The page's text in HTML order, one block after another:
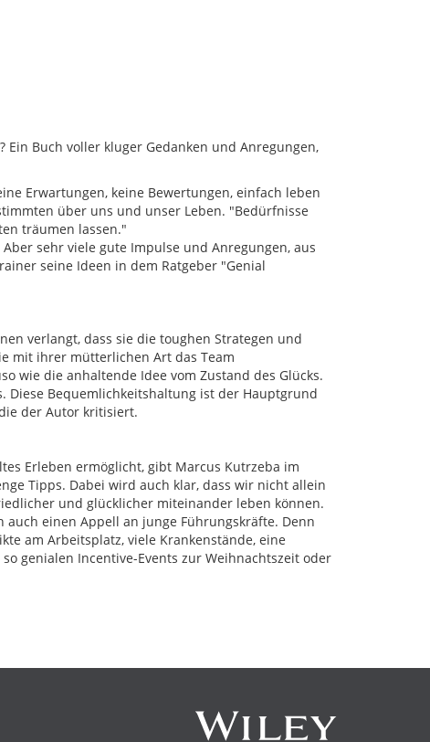
Buch voller kluger Gedanken und Anregungen,
Erwartungen, keine Bewertungen, einfach leben
über uns und unser Leben. "Bedürfnisse
träumen lassen."
sehr viele gute Impulse und Anregungen, aus
seine Ideen in dem Ratgeber "Genial
verlangt, dass sie die toughen Strategen und
mit ihrer mütterlichen Art das Team
wie die anhaltende Idee vom Zustand des Glücks.
Diese Bequemlichkeitshaltung ist der Hauptgrund
der Autor kritisiert.
Erleben ermöglicht, gibt Marcus Kutrzeba im
Tipps. Dabei wird auch klar, dass wir nicht allein
und glücklicher miteinander leben können.
einen Appell an junge Führungskräfte. Denn
am Arbeitsplatz, viele Krankenstände, eine
genialen Incentive-Events zur Weihnachtszeit oder